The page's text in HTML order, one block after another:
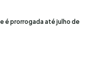
é prorrogada até julho de